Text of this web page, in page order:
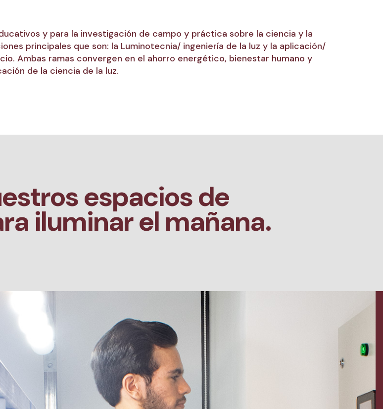
y para la investigación de campo y práctica sobre la ciencia y la
principales que son: la Luminotecnia/ ingeniería de la luz y la aplicación/
Ambas ramas convergen en el ahorro energético, bienestar humano y
de la ciencia de la luz.
espacios de
iluminar el mañana.